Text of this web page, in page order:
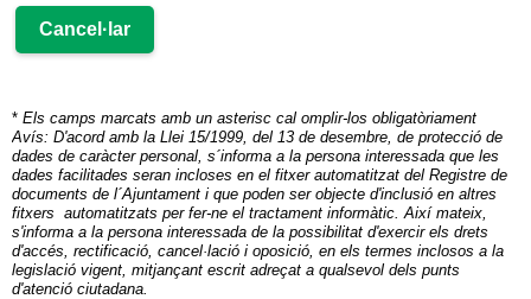
* Els camps marcats amb un asterisc cal omplir-los obligatòriament
Avís: D'acord amb la Llei 15/1999, del 13 de desembre, de protecció de
dades de caràcter personal, s´informa a la persona interessada que les
dades facilitades seran incloses en el fitxer automatitzat del Registre de
documents de l´Ajuntament i que poden ser objecte d'inclusió en altres
fitxers automatitzats per fer-ne el tractament informàtic. Així mateix,
s'informa a la persona interessada de la possibilitat d'exercir els drets
d'accés, rectificació, cancel·lació i oposició, en els termes inclosos a la
legislació vigent, mitjançant escrit adreçat a qualsevol dels punts
d'atenció ciutadana.